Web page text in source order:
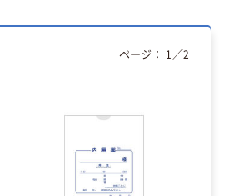
ページ： 1 ／2